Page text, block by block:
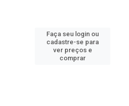
Faça seu login ou
cadastre-se para
ver preços e
comprar